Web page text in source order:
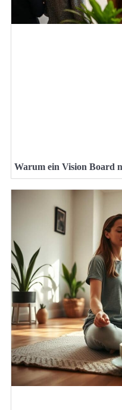
Warum ein Vision Board